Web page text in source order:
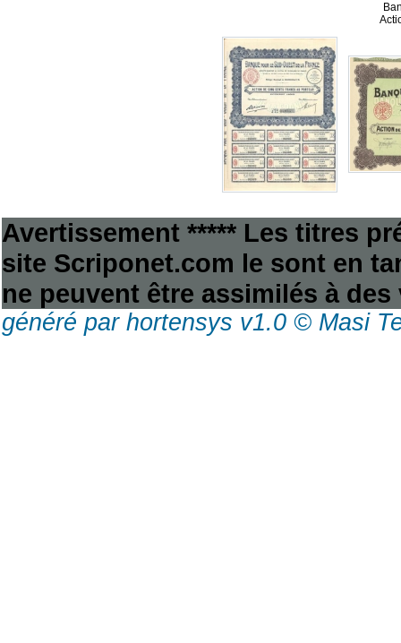
Avertissement ***** Les titres
site Scriponet.com le sont en
ne peuvent être assimilés à
généré par hortensys v1.0 © Masi